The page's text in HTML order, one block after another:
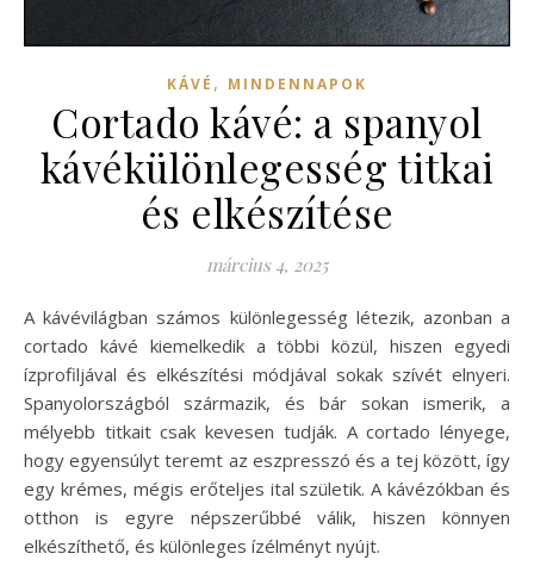
KÁVÉ , MINDENNAPOK
Cortado kávé: a spanyol
kávékülönlegesség titkai
és elkészítése
március 4, 2025
A kávévilágban számos különlegesség létezik, azonban a
cortado kávé kiemelkedik a többi közül, hiszen egyedi
ízprofiljával és elkészítési módjával sokak szívét elnyeri.
Spanyolországból származik, és bár sokan ismerik, a
mélyebb titkait csak kevesen tudják. A cortado lényege,
hogy egyensúlyt teremt az eszpresszó és a tej között, így
egy krémes, mégis erőteljes ital születik. A kávézókban és
otthon is egyre népszerűbbé válik, hiszen könnyen
elkészíthető, és különleges ízélményt nyújt.